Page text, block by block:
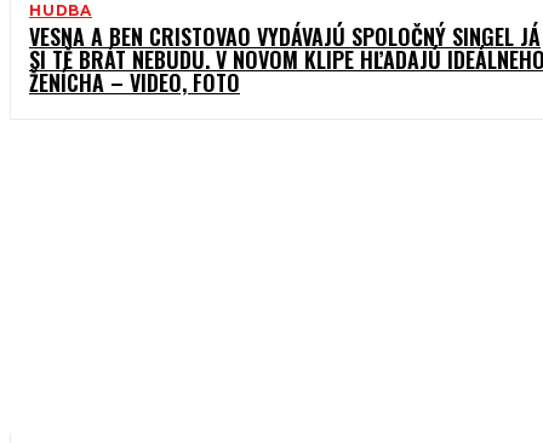
HUDBA
VESNA A BEN CRISTOVAO VYDÁVAJÚ SPOLOČNÝ SINGEL JÁ
SI TĚ BRÁT NEBUDU. V NOVOM KLIPE HĽADAJÚ
ŽENÍCHA – VIDEO, FOTO